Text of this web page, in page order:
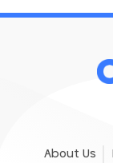
About Us